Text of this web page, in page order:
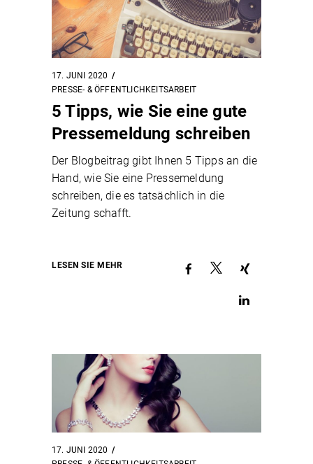
17. JUNI 2020
PRESSE- & ÖFFENTLICHKEITSARBEIT
5 Tipps, wie Sie eine gute
Pressemeldung schreiben
Der Blogbeitrag gibt Ihnen 5 Tipps an die
Hand, wie Sie eine Pressemeldung
schreiben, die es tatsächlich in die
Zeitung schafft.
LESEN SIE MEHR
17. JUNI 2020